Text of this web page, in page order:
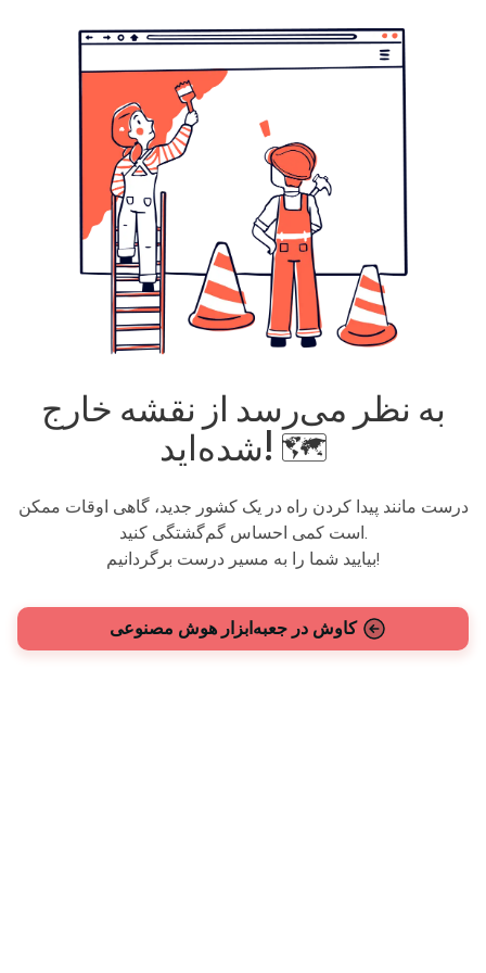
به نظر می‌رسد از نقشه خارج
شده‌اید! 🗺️
درست مانند پیدا کردن راه در یک کشور جدید، گاهی اوقات ممکن
است کمی احساس گم‌گشتگی کنید.
بیایید شما را به مسیر درست برگردانیم!
کاوش در جعبه‌ابزار هوش مصنوعی